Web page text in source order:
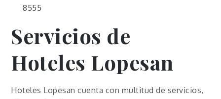
8555
Servicios de
Hoteles Lopesan
Hoteles Lopesan cuenta con multitud de servicios,